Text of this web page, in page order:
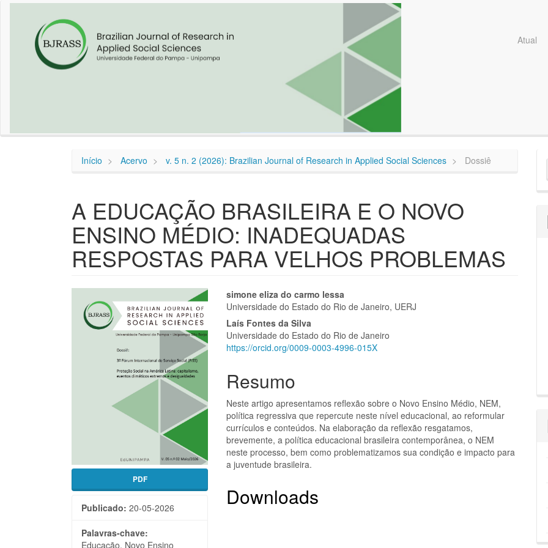
Navegação
Principal
Conteúdo
principal
Barra
Lateral
Atual
Início Acervo v. 5 n. 2 (2026): Brazilian Journal of Research in Applied Social Sciences Dossiê
A EDUCAÇÃO BRASILEIRA E O NOVO
ENSINO MÉDIO: INADEQUADAS
RESPOSTAS PARA VELHOS PROBLEMAS
Barra
lateral
artigos
PDF
Publicado: 20-05-2026
Palavras-chave:
Educação, Novo Ensino
Conteúdo
do
artigo
principal
simone eliza do carmo lessa
Universidade do Estado do Rio de Janeiro, UERJ
Laís Fontes da Silva
Universidade do Estado do Rio de Janeiro
https://orcid.org/0009-0003-4996-015X
Resumo
Neste artigo apresentamos reflexão sobre o Novo Ensino Médio, NEM,
política regressiva que repercute neste nível educacional, ao reformular
currículos e conteúdos. Na elaboração da reflexão resgatamos,
brevemente, a política educacional brasileira contemporânea, o NEM
neste processo, bem como problematizamos sua condição e impacto para
a juventude brasileira.
Downloads